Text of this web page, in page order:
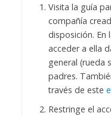
Visita la guía
compañía
disposición. En
acceder a ella
general (rueda
padres.
través de este
Restringe el